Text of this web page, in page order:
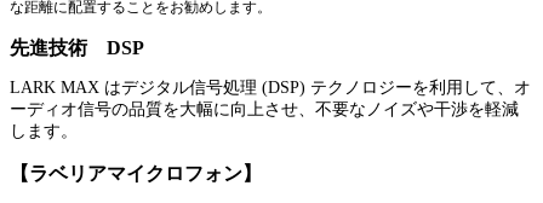
な距離に配置することをお勧めします。
先進技術 DSP
LARK MAX はデジタル信号処理 (DSP) テクノロジーを利用して、オ
ーディオ信号の品質を大幅に向上させ、不要なノイズや干渉を軽減
します。
【ラベリアマイクロフォン】